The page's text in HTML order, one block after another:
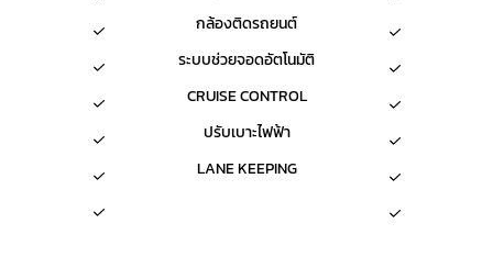
กล้องติดรถยนต์
ระบบช่วยจอดอัตโนมัติ
CRUISE CONTROL
ปรับเบาะไฟฟ้า
LANE KEEPING